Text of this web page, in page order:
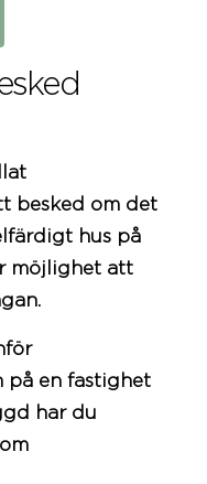
besked om det
hus på
möjlighet att
på en fastighet
har du